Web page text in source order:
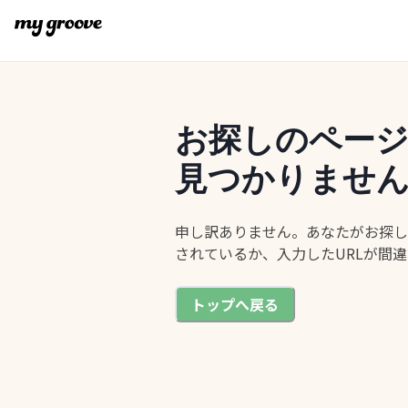
お探しのペー
見つかりませ
申し訳ありません。あなたがお探
されているか、入力したURLが間
トップへ戻る